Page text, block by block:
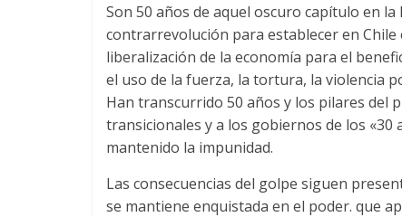
Son 50 años de aquel oscuro capítulo en
contrarrevolución para establecer en
liberalización de la economía para el
el uso de la fuerza, la tortura, la violencia
Han transcurrido 50 años y los pilares del
transicionales y a los gobiernos de los «30
mantenido la impunidad.
Las consecuencias del golpe siguen
se mantiene enquistada en el poder. que